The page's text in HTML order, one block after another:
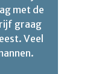
met de
graag
Veel